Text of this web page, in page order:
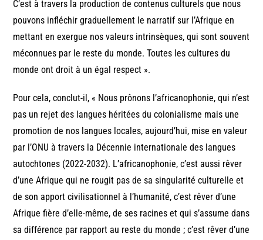
C’est à travers la production de contenus culturels que nous
pouvons infléchir graduellement le narratif sur l’Afrique en
mettant en exergue nos valeurs intrinsèques, qui sont souvent
méconnues par le reste du monde. Toutes les cultures du
monde ont droit à un égal respect ».
Pour cela, conclut-il, « Nous prônons l’africanophonie, qui n’est
pas un rejet des langues héritées du colonialisme mais une
promotion de nos langues locales, aujourd’hui, mise en valeur
par l’ONU à travers la Décennie internationale des langues
autochtones (2022-2032). L’africanophonie, c’est aussi rêver
d’une Afrique qui ne rougit pas de sa singularité culturelle et
de son apport civilisationnel à l’humanité, c’est rêver d’une
Afrique fière d’elle-même, de ses racines et qui s’assume dans
sa différence par rapport au reste du monde ; c’est rêver d’une